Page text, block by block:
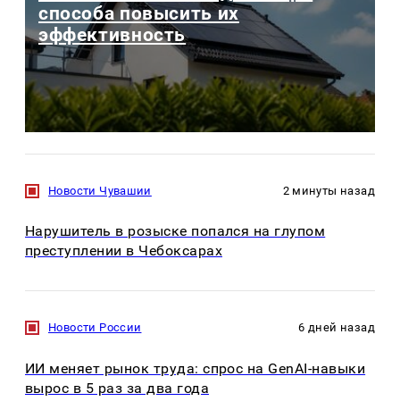
способа повысить их
эффективность
Новости Чувашии 2 минуты назад
Нарушитель в розыске попался на глупом
преступлении в Чебоксарах
Новости России 6 дней назад
ИИ меняет рынок труда: спрос на GenAI-навыки
вырос в 5 раз за два года